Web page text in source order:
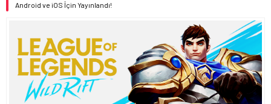
Android ve iOS İçin Yayınlandı!